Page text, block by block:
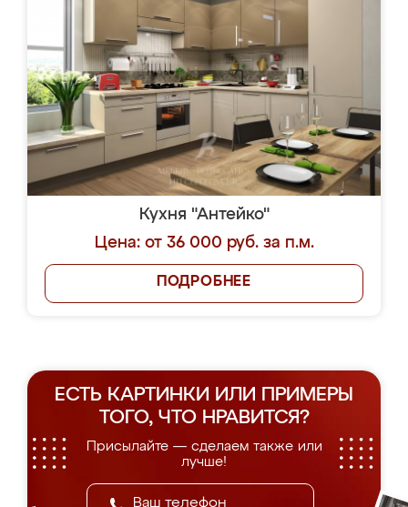
Кухня "Антейко"
Цена: от 36 000 руб. за п.м.
ПОДРОБНЕЕ
ЕСТЬ КАРТИНКИ ИЛИ ПРИМЕРЫ
ТОГО, ЧТО НРАВИТСЯ?
Присылайте — сделаем также или
лучше!